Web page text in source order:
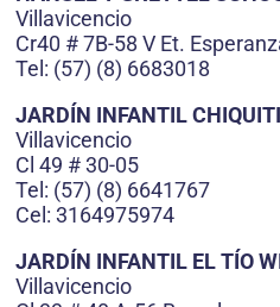
Villavicencio
Cr40 # 7B-58 V Et.
Tel: (57) (8) 6683018
JARDÍN INFANTIL
Villavicencio
Cl 49 # 30-05
Tel: (57) (8) 6641767
Cel: 3164975974
JARDÍN INFANTIL EL TÍO
Villavicencio